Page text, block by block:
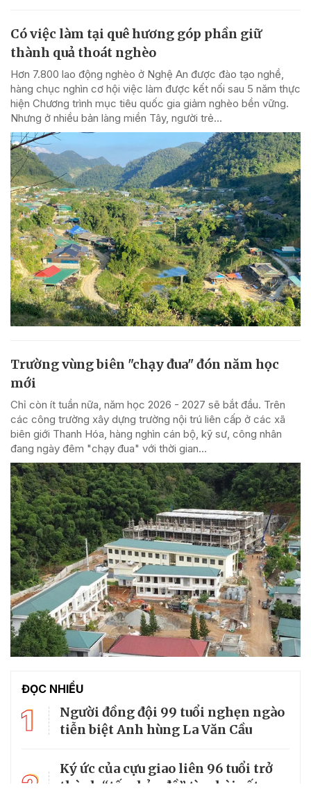
Có việc làm tại quê hương góp phần giữ
thành quả thoát nghèo
Hơn 7.800 lao động nghèo ở Nghệ An được đào tạo nghề,
hàng chục nghìn cơ hội việc làm được kết nối sau 5 năm thực
hiện Chương trình mục tiêu quốc gia giảm nghèo bền vững.
Nhưng ở nhiều bản làng miền Tây, người trẻ...
Trường vùng biên "chạy đua" đón năm học
mới
Chỉ còn ít tuần nữa, năm học 2026 - 2027 sẽ bắt đầu. Trên
các công trường xây dựng trường nội trú liên cấp ở các xã
biên giới Thanh Hóa, hàng nghìn cán bộ, kỹ sư, công nhân
đang ngày đêm "chạy đua" với thời gian...
ĐỌC NHIỀU
1
Người đồng đội 99 tuổi nghẹn ngào
tiễn biệt Anh hùng La Văn Cầu
2
Ký ức của cựu giao liên 96 tuổi trở
thành “tấm bản đồ” tìm hài cốt